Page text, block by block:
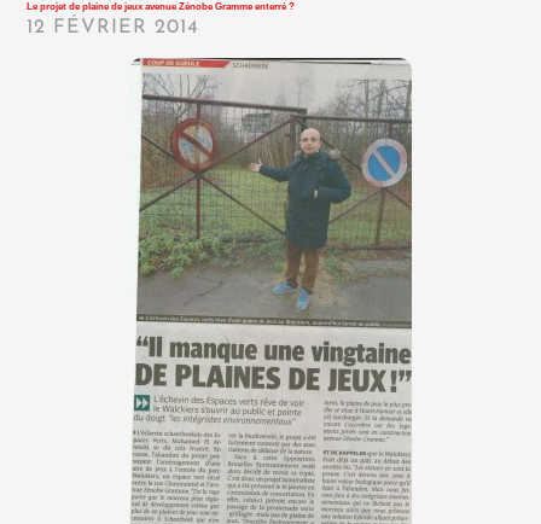
Le projet de plaine de jeux avenue Zénobe Gramme enterré ?
12 FÉVRIER 2014